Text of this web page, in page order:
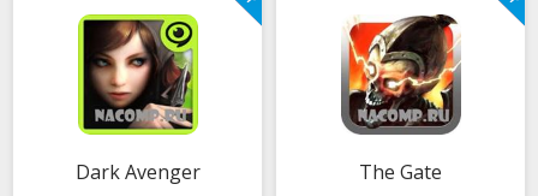
���������� ����
����� �����
����������
��������
��������� �
��������
����������
�������, ���
��������� � ���
������
���������. �
������ ����,
�������
�� ���� ���
Dark Avenger The Gate